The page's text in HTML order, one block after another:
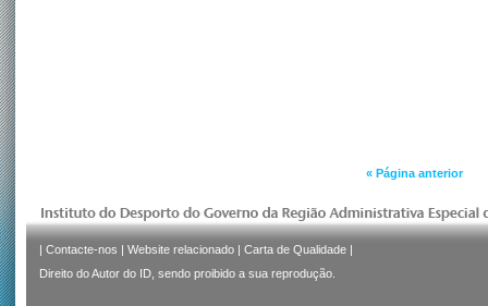
« Página anterior
Contacte-nos Website relacionado Carta de Qualidade
Direito do Autor do ID, sendo proibido a sua reprodução.